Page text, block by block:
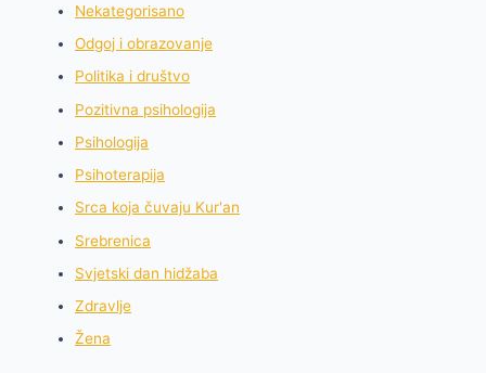
Nekategorisano
Odgoj i obrazovanje
Politika i društvo
Pozitivna psihologija
Psihologija
Psihoterapija
Srca koja čuvaju Kur'an
Srebrenica
Svjetski dan hidžaba
Zdravlje
Žena